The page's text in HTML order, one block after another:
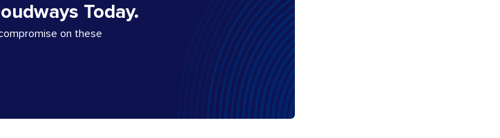
Today.
on these